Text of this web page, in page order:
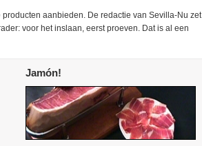
aanbieden. De redactie van Sevilla-Nu zet
voor het inslaan, eerst proeven. Dat is al een
Jamón!